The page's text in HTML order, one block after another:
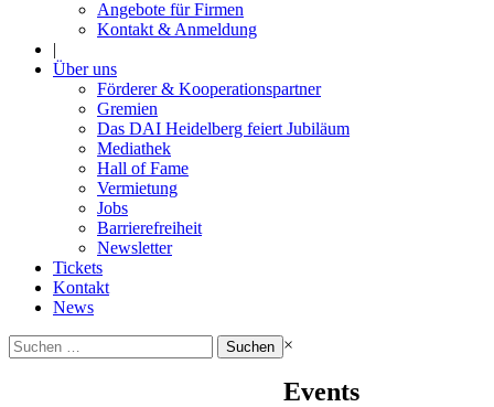
Angebote für Firmen
Kontakt & Anmeldung
|
Über uns
Förderer & Kooperationspartner
Gremien
Das DAI Heidelberg feiert Jubiläum
Mediathek
Hall of Fame
Vermietung
Jobs
Barrierefreiheit
Newsletter
Tickets
Kontakt
News
Suchen
nach:
×
Events